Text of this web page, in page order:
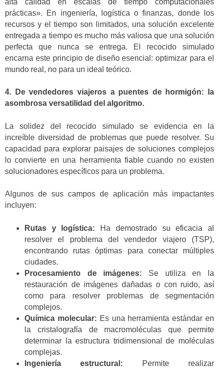
alta calidad en escalas de tiempo computacionales
prácticas». En ingeniería, logística o finanzas, donde los
recursos y el tiempo son limitados, una solución excelente
entregada a tiempo es mucho más valiosa que una solución
perfecta que nunca se entrega. El recocido simulado
encarna este principio de diseño esencial: optimizar para el
mundo real, no para un ideal teórico.
4. De vendedores viajeros a puentes de hormigón: la
asombrosa versatilidad del algoritmo.
La solidez del recocido simulado se evidencia en la
increíble diversidad de problemas que puede resolver. Su
capacidad para explorar paisajes de soluciones complejos
lo convierte en una herramienta fiable cuando no existen
solucionadores específicos para un problema.
Algunos de sus campos de aplicación más impactantes
incluyen:
Rutas y logística: Ha demostrado su eficacia al
resolver el problema del vendedor viajero (TSP),
encontrando rutas óptimas para conectar múltiples
ciudades.
Procesamiento de imágenes: Se utiliza en la
restauración de imágenes dañadas o con ruido, así
como para resolver problemas de segmentación
complejos.
Química molecular: Es una herramienta estándar en
la cristalografía de macromoléculas que permite
determinar la estructura tridimensional de moléculas
complejas.
Ingeniería estructural: Permite realizar